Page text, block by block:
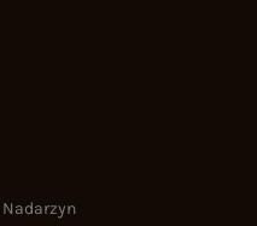
Nadarzyn